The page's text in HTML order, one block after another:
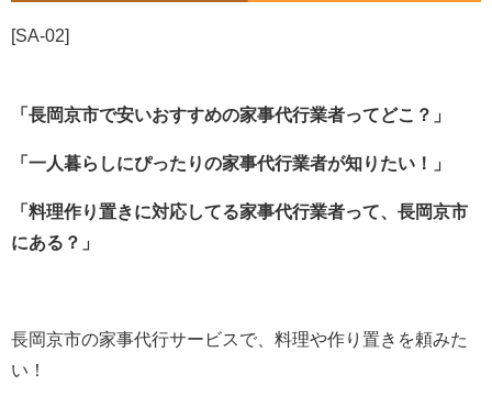
[SA-02]
「長岡京市で安いおすすめの家事代行業者ってどこ？」
「一人暮らしにぴったりの家事代行業者が知りたい！」
「料理作り置きに対応してる家事代行業者って、長岡京市
にある？」
長岡京市の家事代行サービスで、料理や作り置きを頼みた
い！